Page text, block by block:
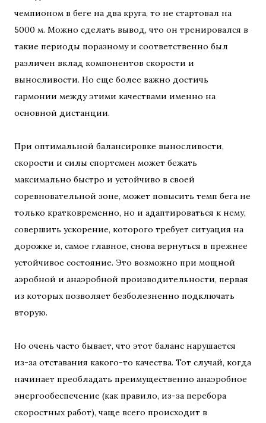
чемпионом в беге на два круга, то не стартовал на
5000 м. Можно сделать вывод, что он тренировался в
такие периоды поразному и соответственно был
различен вклад компонентов скорости и
выносливости. Но еще более важно достичь
гармонии между этими качествами именно на
основной дистанции.
При оптимальной балансировке выносливости,
скорости и силы спортсмен может бежать
максимально быстро и устойчиво в своей
соревновательной зоне, может повысить темп бега не
только кратковременно, но и адаптироваться к нему,
совершить ускорение, которого требует ситуация на
дорожке и, самое главное, снова вернуться в прежнее
устойчивое состояние. Это возможно при мощной
аэробной и анаэробной производительности, первая
из которых позволяет безболезненно подключать
вторую.
Но очень часто бывает, что этот баланс нарушается
из-за отставания какого-то качества. Тот случай, когда
начинает преобладать преимущественно анаэробное
энергообеспечение (как правило, из-за перебора
скоростных работ), чаще всего происходит в